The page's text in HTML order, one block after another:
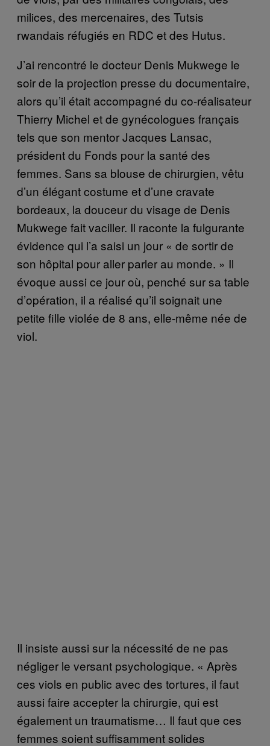
milices, des mercenaires, des Tutsis
rwandais réfugiés en RDC et des Hutus.
J’ai rencontré le docteur Denis Mukwege le
soir de la projection presse du documentaire,
alors qu’il était accompagné du co-réalisateur
Thierry Michel et de gynécologues français
tels que son mentor Jacques Lansac,
président du Fonds pour la santé des
femmes. Sans sa blouse de chirurgien, vêtu
d’un élégant costume et d’une cravate
bordeaux, la douceur du visage de Denis
Mukwege fait vaciller. Il raconte la fulgurante
évidence qui l’a saisi un jour « de sortir de
son hôpital pour aller parler au monde. » Il
évoque aussi ce jour où, penché sur sa table
d’opération, il a réalisé qu’il soignait une
petite fille violée de 8 ans, elle-même née de
viol.
Il insiste aussi sur la nécessité de ne pas
négliger le versant psychologique. « Après
ces viols en public avec des tortures, il faut
aussi faire accepter la chirurgie, qui est
également un traumatisme… Il faut que ces
femmes soient suffisamment solides